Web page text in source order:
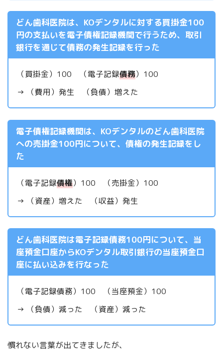
どん歯科医院は、KOデンタルに対する買掛金100
円の支払いを電子債権記録機関で行うため、取引
銀行を通じて債務の発生記録を行った
（買掛金）100 （電子記録債務）100
→ （費用）発生 （負債）増えた
電子債権記録機関は、KOデンタルのどん歯科医院
への売掛金100円について、債権の発生記録をし
た
（電子記録債権）100 （売掛金）100
→ （資産）増えた （収益）発生
どん歯科医院は電子記録債務100円について、当
座預金口座からKOデンタル取引銀行の当座預金口
座に払い込みを行なった
（電子記録債務）100 （当座預金）100
→ （負債）減った （資産）減った
慣れない言葉が出てきましたが、